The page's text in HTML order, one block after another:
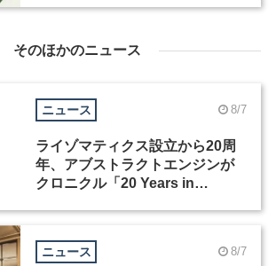
そのほかのニュース
ニュース 8/7
ライゾマティクス設立から20周
年、アブストラクトエンジンが
クロニクル「20 Years in
ニュース 8/7